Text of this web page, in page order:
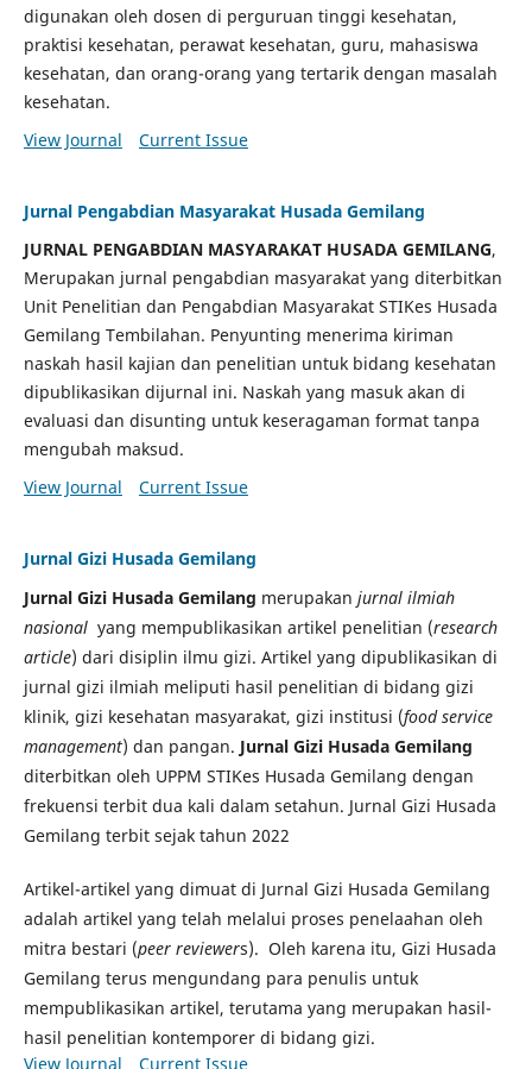
digunakan oleh dosen di perguruan tinggi kesehatan,
praktisi kesehatan, perawat kesehatan, guru, mahasiswa
kesehatan, dan orang-orang yang tertarik dengan masalah
kesehatan.
View Journal
Current Issue
Jurnal Pengabdian Masyarakat Husada Gemilang
JURNAL PENGABDIAN MASYARAKAT HUSADA GEMILANG,
Merupakan jurnal pengabdian masyarakat yang diterbitkan
Unit Penelitian dan Pengabdian Masyarakat STIKes Husada
Gemilang Tembilahan. Penyunting menerima kiriman
naskah hasil kajian dan penelitian untuk bidang kesehatan
dipublikasikan dijurnal ini. Naskah yang masuk akan di
evaluasi dan disunting untuk keseragaman format tanpa
mengubah maksud.
View Journal
Current Issue
Jurnal Gizi Husada Gemilang
Jurnal Gizi Husada Gemilang merupakan jurnal ilmiah
nasionalyang mempublikasikan artikel penelitian (research
article) dari disiplin ilmu gizi. Artikel yang dipublikasikan di
jurnal gizi ilmiah meliputi hasil penelitian di bidang gizi
klinik, gizi kesehatan masyarakat, gizi institusi (food service
management) dan pangan. Jurnal Gizi Husada Gemilang
diterbitkan oleh UPPM STIKes Husada Gemilang dengan
frekuensi terbit dua kali dalam setahun. Jurnal Gizi Husada
Gemilang terbit sejak tahun 2022
Artikel-artikel yang dimuat di Jurnal Gizi Husada Gemilang
adalah artikel yang telah melalui proses penelaahan oleh
mitra bestari (peer reviewers). Oleh karena itu, Gizi Husada
Gemilang terus mengundang para penulis untuk
mempublikasikan artikel, terutama yang merupakan hasil-
hasil penelitian kontemporer di bidang gizi.
View Journal
Current Issue